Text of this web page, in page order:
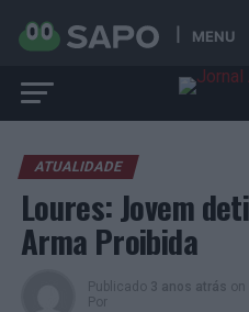
MENU
ATUALIDADE
Loures: Jovem
Arma Proibida
Publicado 3 anos atrás on
Por